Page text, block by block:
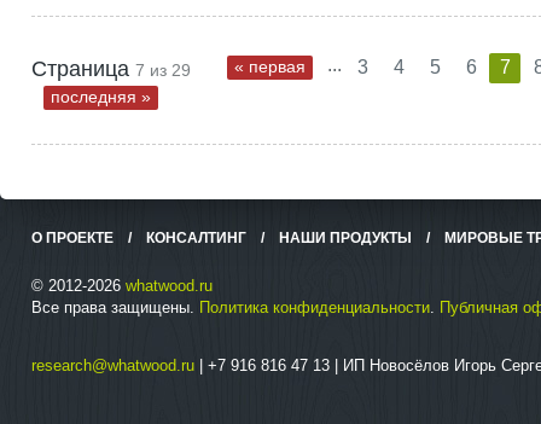
Страница 7 из 29 « первая ... 3 4 5 6 7
последняя »
О ПРОЕКТЕ / КОНСАЛТИНГ / НАШИ ПРОДУКТЫ / МИРОВЫЕ
© 2012-2026 whatwood.ru
Все права защищены. Политика конфиденциальности. Публичная
research@whatwood.ru | +7 916 816 47 13 | ИП Новосёлов Игорь